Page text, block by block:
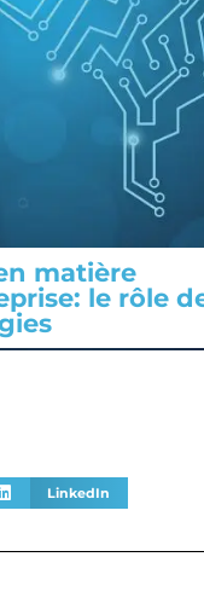
matière
le rôle
LinkedIn